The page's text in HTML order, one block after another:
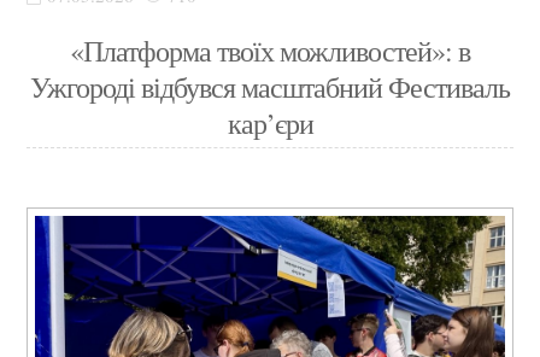
«Платформа твоїх можливостей»: в
Ужгороді відбувся масштабний Фестиваль
кар’єри